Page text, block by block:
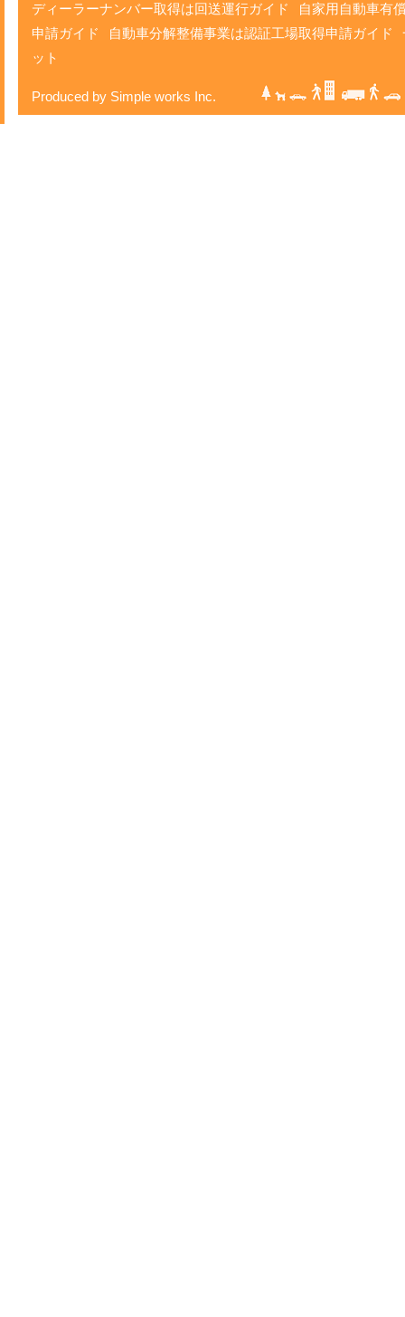
ディーラーナンバー取得は回送運行ガイド
自家用自動車有
申請ガイド
自動車分解整備事業は認証工場取得申請ガイド
ット
Produced by Simple works Inc.